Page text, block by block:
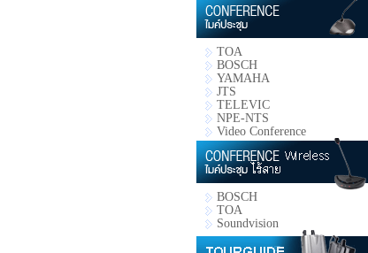
TOA
BOSCH
YAMAHA
JTS
TELEVIC
NPE-NTS
Video Conference
BOSCH
TOA
Soundvision